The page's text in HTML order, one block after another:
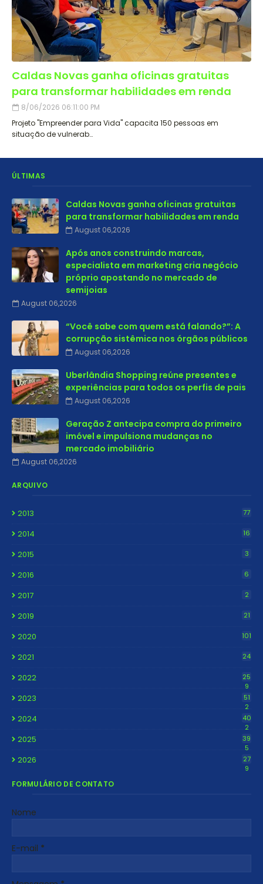
Caldas Novas ganha oficinas gratuitas
para transformar habilidades em renda
8/06/2026 06:11:00 PM
Projeto "Empreender para Vida" capacita 150 pessoas em
situação de vulnerab…
ÚLTIMAS
Caldas Novas ganha oficinas gratuitas
para transformar habilidades em renda
August 06,2026
Após anos construindo marcas,
especialista em marketing cria negócio
próprio apostando no mercado de
semijoias
August 06,2026
“Você sabe com quem está falando?”: A
corrupção sistêmica nos órgãos públicos
August 06,2026
Uberlândia Shopping reúne presentes e
experiências para todos os perfis de pais
August 06,2026
Geração Z antecipa compra do primeiro
imóvel e impulsiona mudanças no
mercado imobiliário
August 06,2026
ARQUIVO
2013 77
2014 16
2015 3
2016 6
2017 2
2019 21
2020 101
2021 24
2022
25
9
2023
51
2
2024
40
2
2025
39
5
2026
27
9
FORMULÁRIO DE CONTATO
Nome
E-mail *